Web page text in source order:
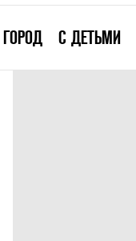
ГОРОД С ДЕТЬМИ